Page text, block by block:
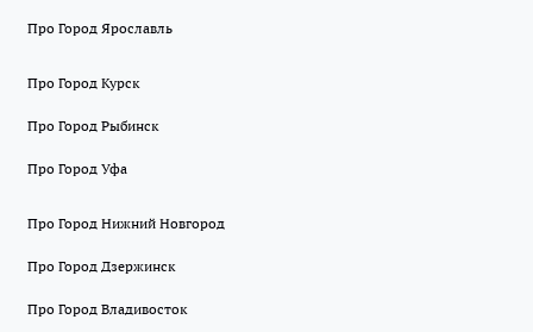
Про Город Ярославль
Про Город Курск
Про Город Рыбинск
Про Город Уфа
Про Город Нижний Новгород
Про Город Дзержинск
Про Город Владивосток